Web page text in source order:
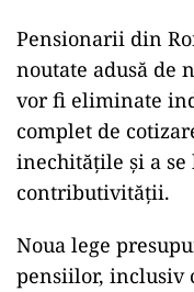
Pensionarii din
noutate adusă de
vor fi eliminate
complet de
inechitățile și a
contributivității.
Noua lege
pensiilor, inclusiv